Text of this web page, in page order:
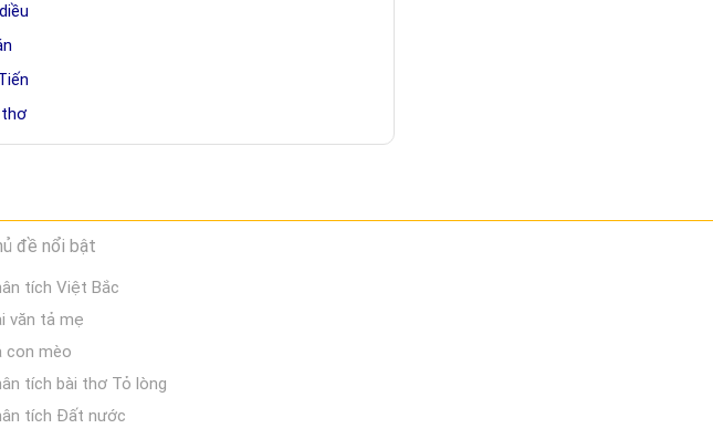
thơ
đề nổi bật
tích Việt Bắc
văn tả mẹ
con mèo
tích bài thơ Tỏ lòng
tích Đất nước